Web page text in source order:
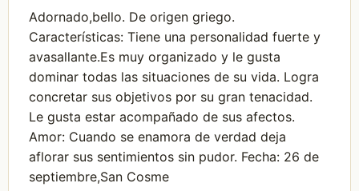
Adornado,bello. De origen griego.
Características: Tiene una personalidad fuerte y
avasallante.Es muy organizado y le gusta
dominar todas las situaciones de su vida. Logra
concretar sus objetivos por su gran tenacidad.
Le gusta estar acompañado de sus afectos.
Amor: Cuando se enamora de verdad deja
aflorar sus sentimientos sin pudor. Fecha: 26 de
septiembre,San Cosme